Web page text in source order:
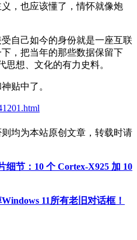
，也应该懂了，情怀就像炮
自己如今的身份就是一座互联
，把当年的那些数据保留下
思想、文化的有力史料。
贴中了。
均为本站原创文章，转载时请
细节：10 个 Cortex-X925 加 10
11所有老旧对话框！